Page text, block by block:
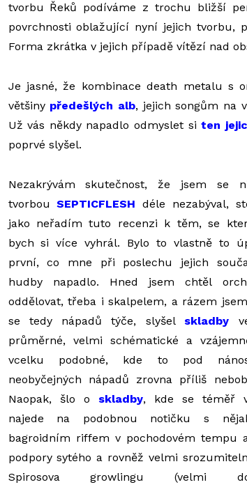
tvorbu Řeků podíváme z trochu bližší
povrchnosti oblažující nyní jejich tvorbu,
Forma zkrátka v jejich případě vítězí nad
Je jasné, že kombinace death metalu s
většiny předešlých alb, jejich songům na
Už vás někdy napadlo odmyslet siten
poprvé slyšel.
Nezakrývám skutečnost, že jsem se
tvorbouSEPTICFLESH déle nezabýval,
jako neřadím tuto recenzi k těm, se
bych si více vyhrál. Bylo to vlastně to
první, co mne při poslechu jejich
hudby napadlo. Hned jsem chtěl
oddělovat, třeba i skalpelem, a rázem
se tedy nápadů týče, slyšel skladby
průměrné, velmi schématické a
vcelku podobné, kde to pod
neobyčejných nápadů zrovna příliš
Naopak, šlo o skladby, kde se téměř
najede na podobnou notičku s
bagroidním riffem v pochodovém tempu
podpory sytého a rovněž velmi
Spirosova growlingu (velmi